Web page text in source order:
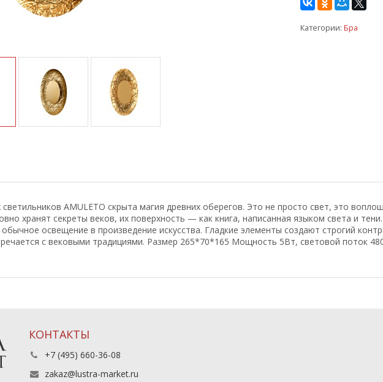
Категории: Бра
AMULETO скрыта магия древних оберегов. Это не просто свет, это
хранят секреты веков, их поверхность — как книга, написанная языком света и
освещение в произведение искусства. Гладкие элементы создают строгий
с вековыми традициями. Размер 265*70*165 Мощность 5Вт, световой поток
КОНТАКТЫ
+7 (495) 660-36-08
zakaz@lustra-market.ru